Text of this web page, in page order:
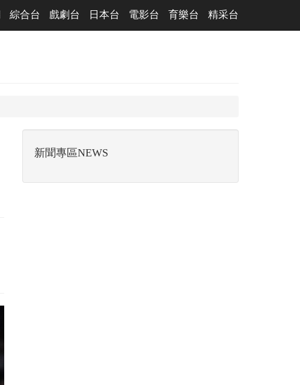
綜合台 戲劇台 日本台 電影台 育樂台 精采台
新聞專區NEWS